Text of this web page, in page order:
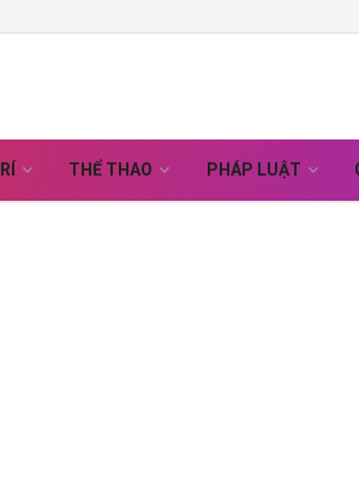
THỂ THAO PHÁP LUẬT